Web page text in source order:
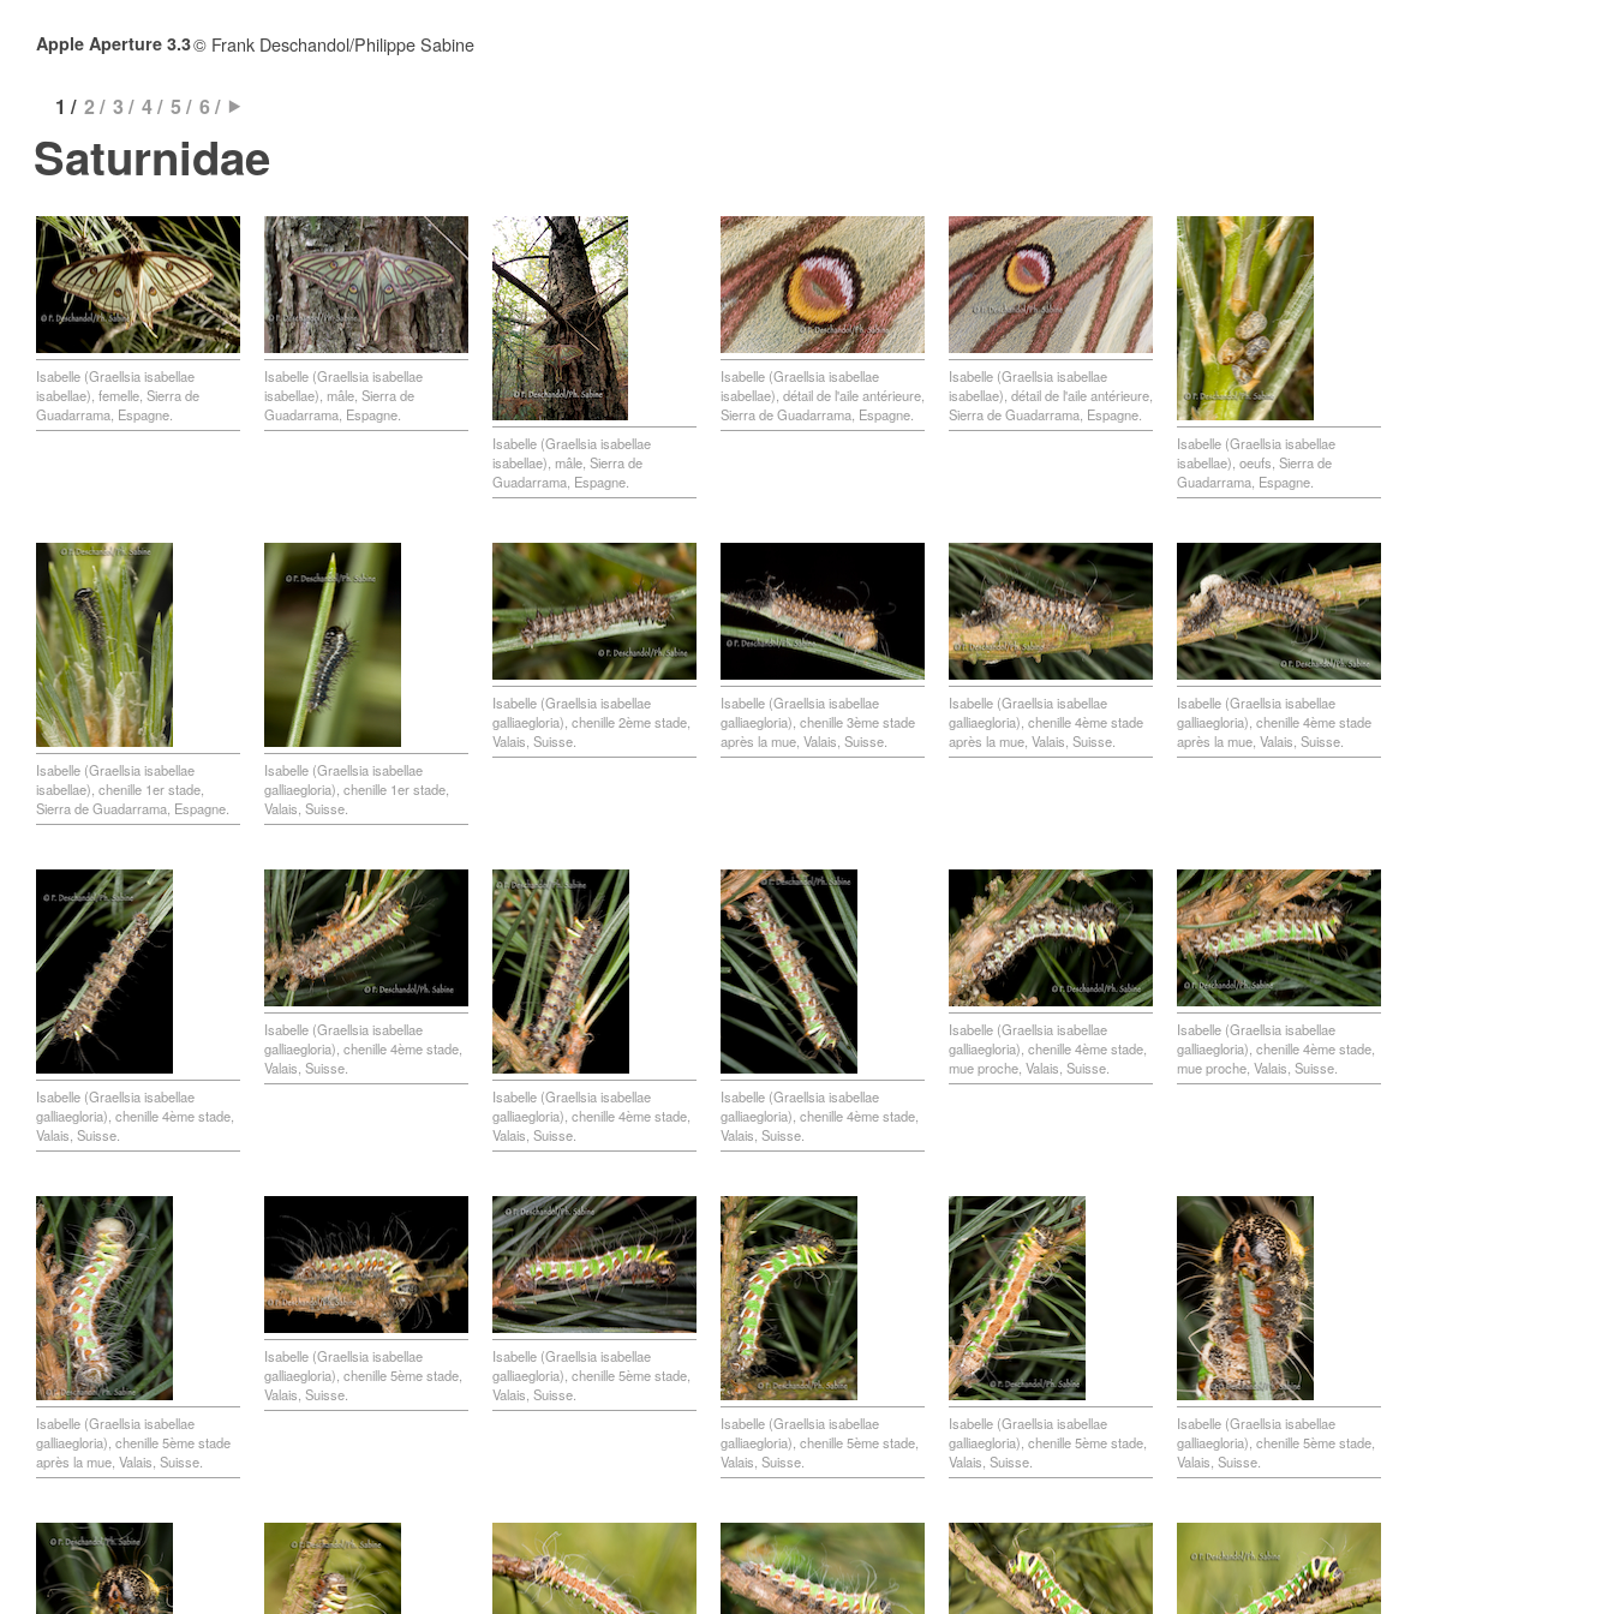
Apple Aperture 3.3© Frank Deschandol/Philippe Sabine
1 / 2 / 3 / 4 / 5 / 6 /
Saturnidae
Isabelle (Graellsia isabellae
isabellae), femelle, Sierra de
Guadarrama, Espagne.
Isabelle (Graellsia isabellae
isabellae), mâle, Sierra de
Guadarrama, Espagne.
Isabelle (Graellsia isabellae
isabellae), mâle, Sierra de
Guadarrama, Espagne.
Isabelle (Graellsia isabellae
isabellae), détail de l'aile antérieure,
Sierra de Guadarrama, Espagne.
Isabelle (Graellsia isabellae
isabellae), détail de l'aile antérieure,
Sierra de Guadarrama, Espagne.
Isabelle (Graellsia isabellae
isabellae), oeufs, Sierra de
Guadarrama, Espagne.
Isabelle (Graellsia isabellae
isabellae), chenille 1er stade,
Sierra de Guadarrama, Espagne.
Isabelle (Graellsia isabellae
galliaegloria), chenille 1er stade,
Valais, Suisse.
Isabelle (Graellsia isabellae
galliaegloria), chenille 2ème stade,
Valais, Suisse.
Isabelle (Graellsia isabellae
galliaegloria), chenille 3ème stade
après la mue, Valais, Suisse.
Isabelle (Graellsia isabellae
galliaegloria), chenille 4ème stade
après la mue, Valais, Suisse.
Isabelle (Graellsia isabellae
galliaegloria), chenille 4ème stade
après la mue, Valais, Suisse.
Isabelle (Graellsia isabellae
galliaegloria), chenille 4ème stade,
Valais, Suisse.
Isabelle (Graellsia isabellae
galliaegloria), chenille 4ème stade,
Valais, Suisse.
Isabelle (Graellsia isabellae
galliaegloria), chenille 4ème stade,
Valais, Suisse.
Isabelle (Graellsia isabellae
galliaegloria), chenille 4ème stade,
Valais, Suisse.
Isabelle (Graellsia isabellae
galliaegloria), chenille 4ème stade,
mue proche, Valais, Suisse.
Isabelle (Graellsia isabellae
galliaegloria), chenille 4ème stade,
mue proche, Valais, Suisse.
Isabelle (Graellsia isabellae
galliaegloria), chenille 5ème stade
après la mue, Valais, Suisse.
Isabelle (Graellsia isabellae
galliaegloria), chenille 5ème stade,
Valais, Suisse.
Isabelle (Graellsia isabellae
galliaegloria), chenille 5ème stade,
Valais, Suisse.
Isabelle (Graellsia isabellae
galliaegloria), chenille 5ème stade,
Valais, Suisse.
Isabelle (Graellsia isabellae
galliaegloria), chenille 5ème stade,
Valais, Suisse.
Isabelle (Graellsia isabellae
galliaegloria), chenille 5ème stade,
Valais, Suisse.